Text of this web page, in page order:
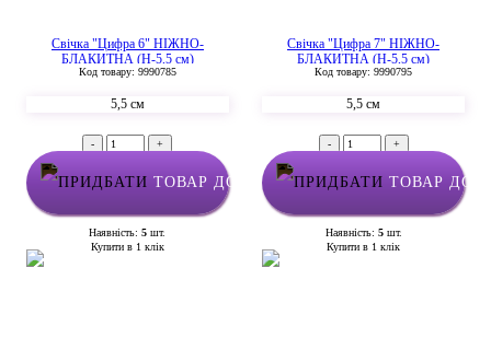
Свічка "Цифра 6" НІЖНО-
БЛАКИТНА (Н-5,5 см)
Код товару: 9990785
5,5 см
- +
ТОВАР ДОДАНО У КОШИК
Наявність:5 шт.
Купити в 1 клік
Свічка "Цифра 7" НІЖНО-
БЛАКИТНА (Н-5,5 см)
Код товару: 9990795
5,5 см
- +
ТОВАР
Наявність: 5шт.
Купити в 1 клік